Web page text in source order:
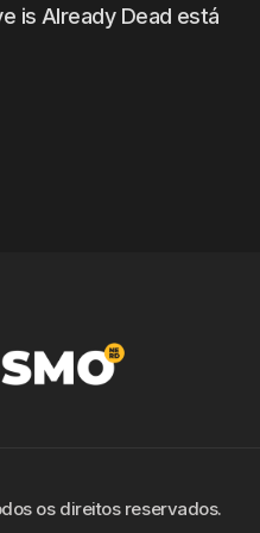
is Already Dead está
os direitos reservados.